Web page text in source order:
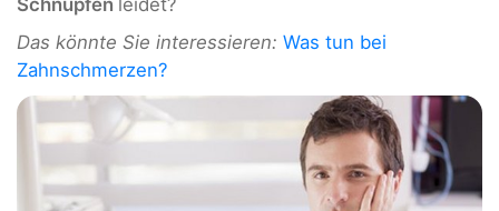
Schnupfen leidet?
Das könnte Sie interessieren: Was tun bei
Zahnschmerzen?